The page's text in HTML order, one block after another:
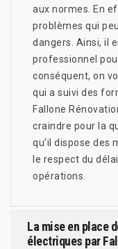
aux normes. En
problèmes qui
dangers. Ainsi, il
professionnel
conséquent, on
qui a suivi des
Fallone
craindre pour la
qu'il dispose des
le respect du
opérations.
La mise en place
électriques par